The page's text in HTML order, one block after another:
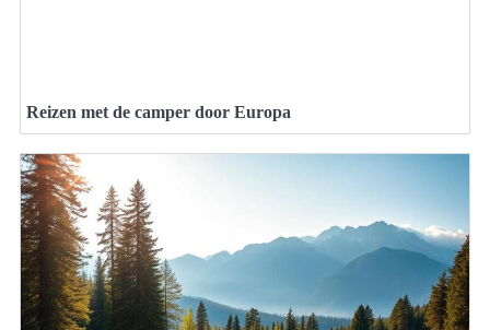
Reizen met de camper door Europa